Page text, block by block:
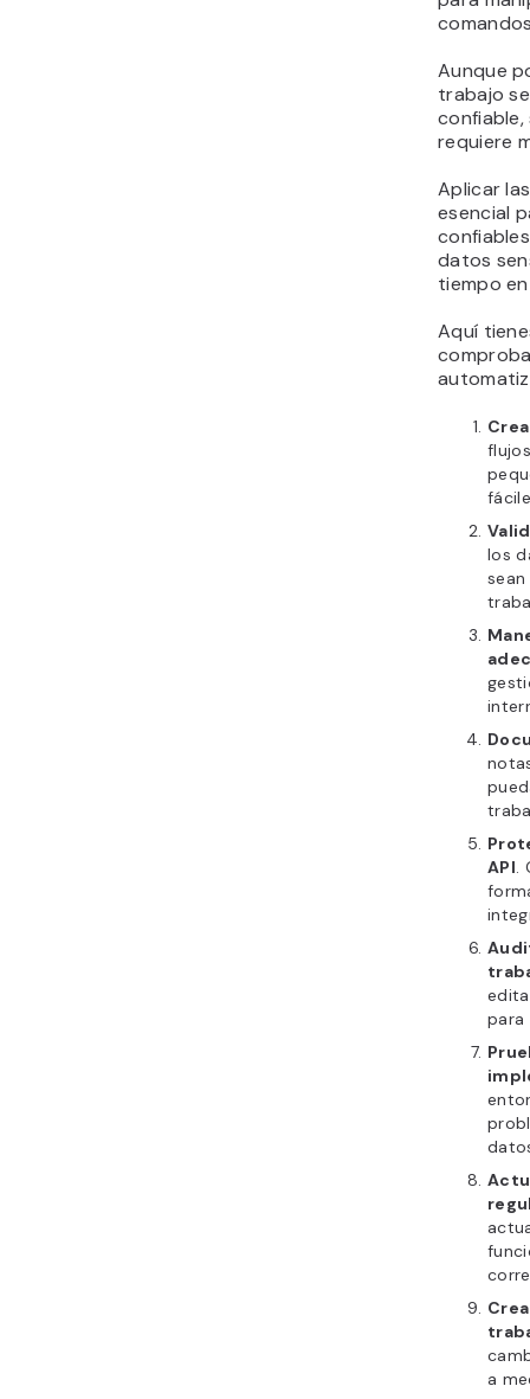
Aunque
trabajo
requiere
Aplicar
esencial
datos
tiempo
Aquí
los
API
para
a